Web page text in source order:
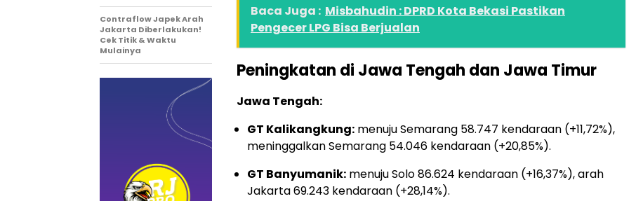
Baca Juga : Misbahudin : DPRD Kota Bekasi Pastikan
Pengecer LPG Bisa Berjualan
Peningkatan di Jawa Tengah dan Jawa Timur
Jawa Tengah:
GT Kalikangkung: menuju Semarang 58.747 kendaraan (+11,72%),
meninggalkan Semarang 54.046 kendaraan (+20,85%).
GT Banyumanik: menuju Solo 86.624 kendaraan (+16,37%), arah
Jakarta 69.243 kendaraan (+28,14%).
Contraflow Japek Arah
Jakarta Diberlakukan!
Cek Titik & Waktu
Mulainya